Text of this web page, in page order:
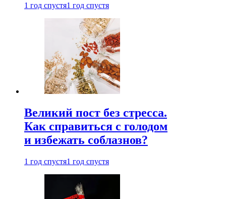
1 год спустя1 год спустя
Великий пост без стресса.
Как справиться с голодом
и избежать соблазнов?
1 год спустя1 год спустя